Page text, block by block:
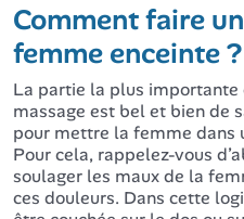
Comment faire
femme enceinte ?
La partie la plus importante
massage est bel et bien de
pour mettre la femme dans
Pour cela, rappelez-vous
soulager les maux de la
ces douleurs. Dans cette